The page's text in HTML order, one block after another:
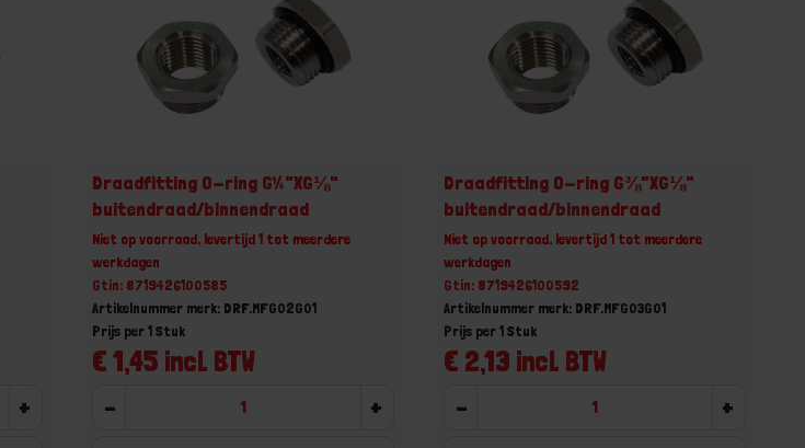
+
Draadfitting O-ring G¼"XG⅛"
buitendraad/binnendraad
Niet op voorraad, levertijd 1 tot meerdere
werkdagen
Gtin: 8719426100585
Artikelnummer merk: DRF.MFG02G01
€ 1,45 incl. BTW
Prijs per 1 Stuk
- +
Draadfitting O-ring G⅜"XG⅛"
buitendraad/binnendraad
Niet op voorraad, levertijd 1 tot meerdere
werkdagen
Gtin: 8719426100592
Artikelnummer merk: DRF.MFG03G01
€ 2,13 incl. BTW
Prijs per 1 Stuk
- +